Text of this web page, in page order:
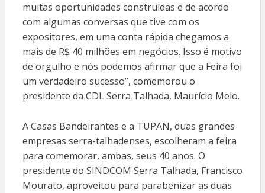
muitas oportunidades construídas e de acordo
com algumas conversas que tive com os
expositores, em uma conta rápida chegamos a
mais de R$ 40 milhões em negócios. Isso é motivo
de orgulho e nós podemos afirmar que a Feira foi
um verdadeiro sucesso”, comemorou o
presidente da CDL Serra Talhada, Maurício Melo.
A Casas Bandeirantes e a TUPAN, duas grandes
empresas serra-talhadenses, escolheram a feira
para comemorar, ambas, seus 40 anos. O
presidente do SINDCOM Serra Talhada, Francisco
Mourato, aproveitou para parabenizar as duas